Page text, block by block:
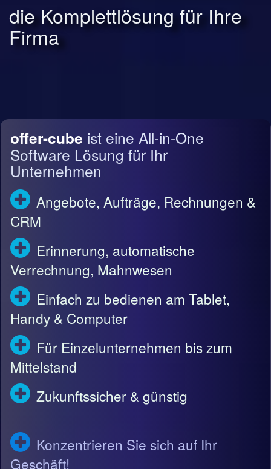
die Komplettlösung für Ihre
Firma
offer-cube ist eine All-in-One
Software Lösung für Ihr
Unternehmen
Angebote, Aufträge, Rechnungen &
CRM
Erinnerung, automatische
Verrechnung, Mahnwesen
Einfach zu bedienen am Tablet,
Handy & Computer
Für Einzelunternehmen bis zum
Mittelstand
Zukunftssicher & günstig
Konzentrieren Sie sich auf Ihr
Geschäft!